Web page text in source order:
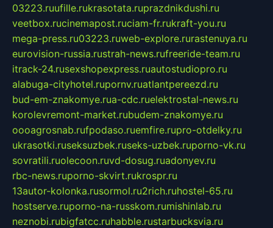
03223.ruufille.rukrasotata.ruprazdnikdushi.ru
veetbox.rucinemapost.ruciam-fr.rukraft-you.ru
mega-press.ru03223.ruweb-explore.rurastenuya.ru
eurovision-russia.rustrah-news.rufreeride-team.ru
itrack-24.rusexshopexpress.ruautostudiopro.ru
alabuga-cityhotel.rupornv.ruatlantpereezd.ru
bud-em-znakomye.rua-cdc.ruelektrostal-news.ru
korolevremont-market.rubudem-znakomye.ru
oooagrosnab.rufpodaso.ruemfire.rupro-otdelky.ru
ukrasotki.ruseksuzbek.ruseks-uzbek.ruporno-vk.ru
sovratili.ruolecoon.ruvd-dosug.ruadonyev.ru
rbc-news.ruporno-skvirt.rukrospr.ru
13autor-kolonka.rusormol.ru2rich.ruhostel-65.ru
hostserve.ruporno-na-russkom.rumishinlab.ru
neznobi.rubigfatcc.ruhabble.rustarbucksvia.ru